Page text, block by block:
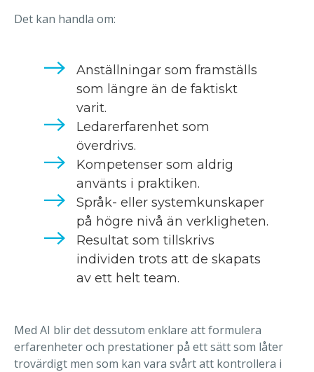
Det kan handla om:
Anställningar som framställs
som längre än de faktiskt
varit.
Ledarerfarenhet som
överdrivs.
Kompetenser som aldrig
använts i praktiken.
Språk- eller systemkunskaper
på högre nivå än verkligheten.
Resultat som tillskrivs
individen trots att de skapats
av ett helt team.
Med AI blir det dessutom enklare att formulera
erfarenheter och prestationer på ett sätt som låter
trovärdigt men som kan vara svårt att kontrollera i